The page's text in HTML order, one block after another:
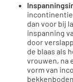
dan voor bij
inspanning
door
de blaas als
vrouwen, na
vorm van